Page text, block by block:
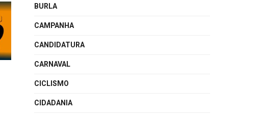
BURLA
CAMPANHA
CANDIDATURA
CARNAVAL
CICLISMO
CIDADANIA